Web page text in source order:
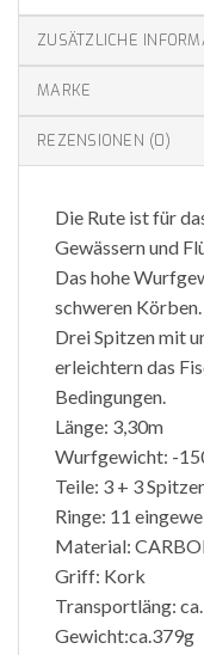
ZUSÄTZLICHE
MARKE
REZENSIONEN (0)
Die Rute ist für
Gewässern und
Das hohe
schweren Körben.
Drei Spitzen mit
erleichtern das
Bedingungen.
Länge: 3,30m
Wurfgewicht: -
Teile: 3 + 3
Ringe: 11
Material:
Griff: Kork
Transportläng:
Gewicht:ca.379g